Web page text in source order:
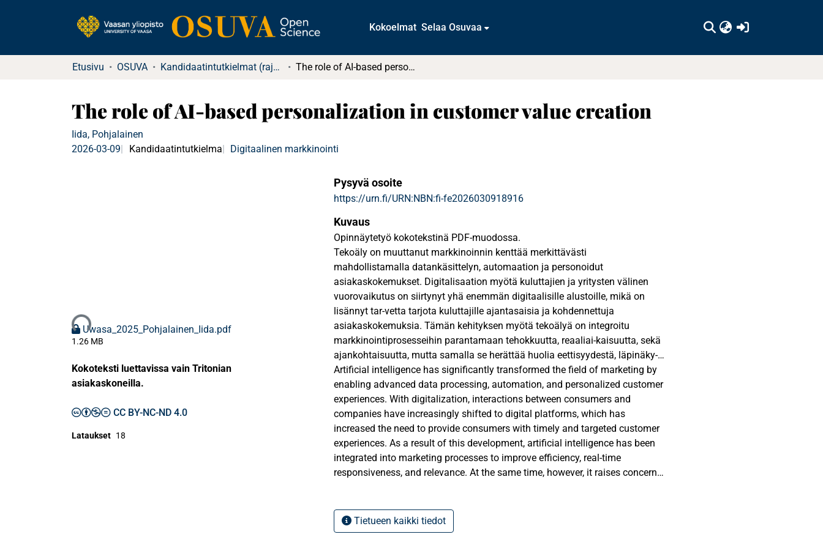
Kokoelmat Selaa Osuvaa
Etusivu OSUVA Kandidaatintutkielmat (rajattu saatavuus) The role of AI-based personalization in customer value creation
The role of AI-based personalization in customer value creation
Iida, Pohjalainen
2026-03-09
Kandidaatintutkielma Digitaalinen markkinointi
Ladataan...Uwasa_2025_Pohjalainen_Iida.pdf
1.26 MB
Kokoteksti luettavissa vain Tritonian
asiakaskoneilla.
CC BY-NC-ND 4.0
Lataukset 18
Pysyvä osoite
https://urn.fi/URN:NBN:fi-fe2026030918916
Kuvaus
Opinnäytetyö kokotekstinä PDF-muodossa.
Tekoäly on muuttanut markkinoinnin kenttää merkittävästi
mahdollistamalla datankäsittelyn, automaation ja personoidut
asiakaskokemukset. Digitalisaation myötä kuluttajien ja yritysten välinen
vuorovaikutus on siirtynyt yhä enemmän digitaalisille alustoille, mikä on
lisännyt tar-vetta tarjota kuluttajille ajantasaisia ja kohdennettuja
asiakaskokemuksia. Tämän kehityksen myötä tekoälyä on integroitu
markkinointiprosesseihin parantamaan tehokkuutta, reaaliai-kaisuutta, sekä
ajankohtaisuutta, mutta samalla se herättää huolia eettisyydestä, läpinäky-
vyydestä ja tietosuojasta. Tämä tutkielma tarkastelee, miten
tekoälypohjainen personointi edistää asiakasarvon luomista ja millaisia
haasteita sen käyttö markkinointiprosesseissa ai-heuttaa.
Tutkielman tavoitteena on selvittää, miten tekoäly muokkaa arvonluonnin
mekanismeja, tunnistaa markkinoinnissa käytettävät keskeiset
tekoälysovellukset, sekä analysoida perso-nointiin liittyviä eettisiä haasteita.
Tutkimuksen keskeinen kysymys keskittyy tekoälypohjai-sen personoinnin
aiempaan tutkimukseen tekoälystä ja asiakasarvosta markkinoinnin
kontekstissa.
Artificial intelligence has significantly transformed the field of marketing by
enabling advanced data processing, automation, and personalized customer
experiences. With digitalization, interactions between consumers and
companies have increasingly shifted to digital platforms, which has
increased the need to provide consumers with timely and targeted customer
experiences. As a result of this development, artificial intelligence has been
integrated into marketing processes to improve efficiency, real-time
responsiveness, and relevance. At the same time, however, it raises concerns
what kinds of challenges its use causes in marketing processes.
Tietueen kaikki tiedot